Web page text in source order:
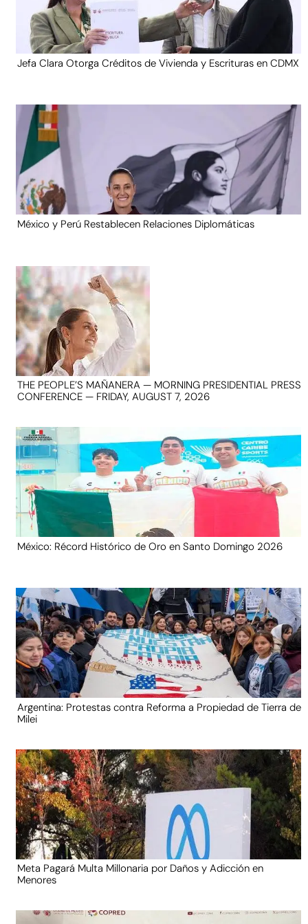
Jefa Clara Otorga Créditos de Vivienda y Escrituras en CDMX
México y Perú Restablecen Relaciones Diplomáticas
THE PEOPLE’S MAÑANERA — MORNING PRESIDENTIAL PRESS
CONFERENCE — FRIDAY, AUGUST 7, 2026
México: Récord Histórico de Oro en Santo Domingo 2026
Argentina: Protestas contra Reforma a Propiedad de Tierra de
Milei
Meta Pagará Multa Millonaria por Daños y Adicción en
Menores